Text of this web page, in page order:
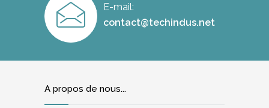
E-mail:
contact@techindus.net
A propos de nous...